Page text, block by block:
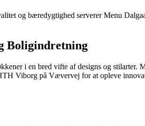
og bæredygtighed serverer Menu
Boligindretning
i en bred vifte af designs og
Viborg på Vævervej for at opleve